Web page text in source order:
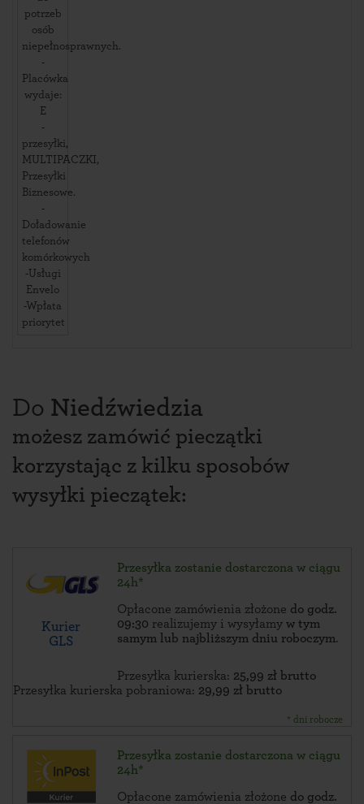
potrzeb
osób
niepełnosprawnych.
-
Placówka
wydaje:
E
-
przesyłki,
MULTIPACZKI,
Przesyłki
Biznesowe.
-
Doładowanie
telefonów
komórkowych
-Usługi
Envelo
-Wpłata
priorytet
Do Niedźwiedzia
możesz zamówić pieczątki
korzystając z kilku sposobów
wysyłki pieczątek:
Kurier
GLS
Przesyłka zostanie dostarczona w ciągu
24h*
Opłacone zamówienia złożone do godz.
09:30 realizujemy i wysyłamy w tym
samym lub najbliższym dniu roboczym.
Przesyłka kurierska: 25,99 zł brutto
Przesyłka kurierska pobraniowa: 29,99 zł brutto
* dni robocze
Przesyłka zostanie dostarczona w ciągu
24h*
Opłacone zamówienia złożone do godz.